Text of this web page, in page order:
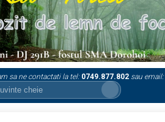
sa ne contactati la tel: 0749.877.802 sau email: